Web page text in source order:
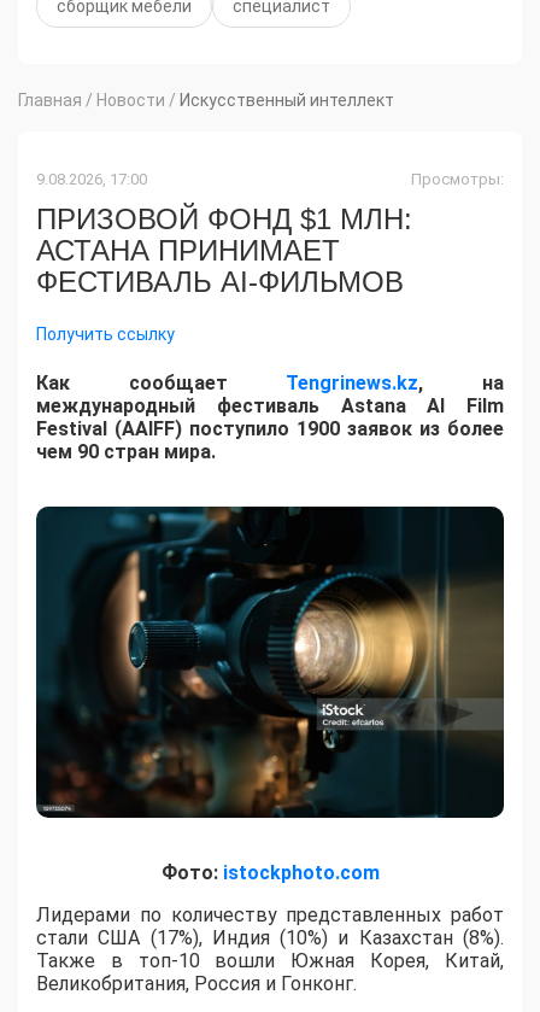
сборщик мебели специалист
Главная / Новости / Искусственный интеллект
9.08.2026, 17:00 Просмотры:
ПРИЗОВОЙ ФОНД $1 МЛН:
АСТАНА ПРИНИМАЕТ
ФЕСТИВАЛЬ AI-ФИЛЬМОВ
Получить ссылку
Как сообщает Tengrinews.kz, на
международный фестиваль Astana AI Film
Festival (AAIFF) поступило 1900 заявок из более
чем 90 стран мира.
Фото: istockphoto.com
Лидерами по количеству представленных работ
стали США (17%), Индия (10%) и Казахстан (8%).
Также в топ-10 вошли Южная Корея, Китай,
Великобритания, Россия и Гонконг.